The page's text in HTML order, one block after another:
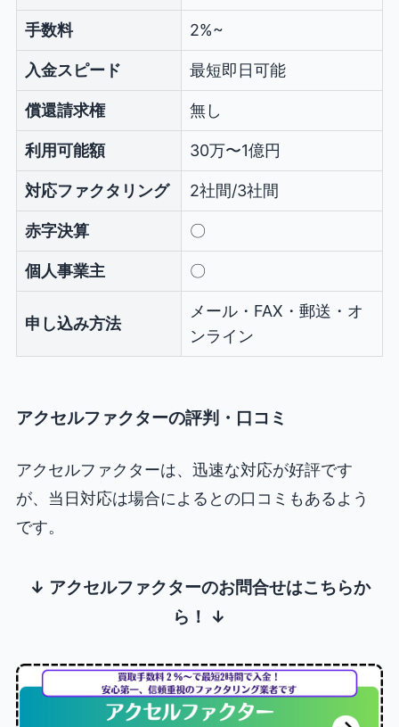
手数料 2%~
入金スピード 最短即日可能
償還請求権 無し
利用可能額 30万〜1億円
対応ファクタリング 2社間/3社間
赤字決算 〇
個人事業主 〇
申し込み方法
メール・FAX・郵送・オ
ンライン
アクセルファクターの評判・口コミ
アクセルファクターは、迅速な対応が好評です
が、当日対応は場合によるとの口コミもあるよう
です。
↓ アクセルファクターのお問合せはこちらか
ら！ ↓